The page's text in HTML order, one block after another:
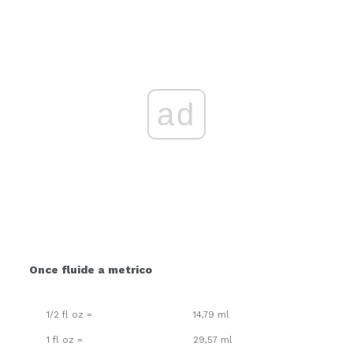
ad
Once fluide a metrico
1/2 fl oz = 14,79 ml
1 fl oz = 29,57 ml